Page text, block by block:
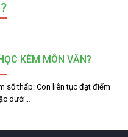
KÈM MÔN VĂN?
số thấp: Con liên tục đạt điểm
dưới…